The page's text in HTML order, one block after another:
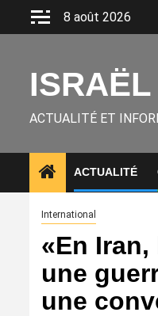
8 août 2026
ACTUALITÉ ET
ACTUALITÉ
International
«En
une
une